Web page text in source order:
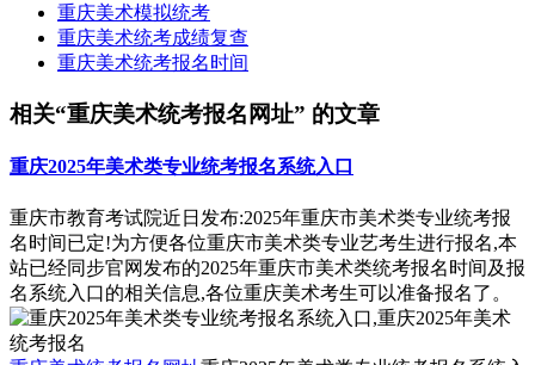
重庆美术模拟统考
重庆美术统考成绩复查
重庆美术统考报名时间
相关“重庆美术统考报名网址” 的文章
重庆2025年美术类专业统考报名系统入口
重庆市教育考试院近日发布:2025年重庆市美术类专业统考报
名时间已定!为方便各位重庆市美术类专业艺考生进行报名,本
站已经同步官网发布的2025年重庆市美术类统考报名时间及报
名系统入口的相关信息,各位重庆美术考生可以准备报名了。